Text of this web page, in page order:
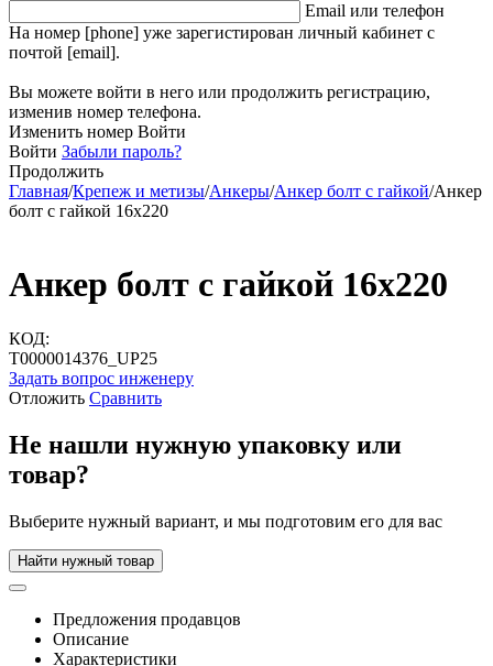
Email или телефон
На номер [phone] уже зарегистирован личный кабинет с
почтой [email].
Вы можете войти в него или продолжить регистрацию,
изменив номер телефона.
Изменить номер Войти
Войти Забыли пароль?
Продолжить
Главная/Крепеж и метизы/Анкеры/Анкер болт с гайкой/Анкер
болт с гайкой 16х220
Анкер болт с гайкой 16х220
КОД:
Т0000014376_UP25
Задать вопрос инженеру
Отложить Сравнить
Не нашли нужную упаковку или
товар?
Выберите нужный вариант, и мы подготовим его для вас
Найти нужный товар
Предложения продавцов
Описание
Характеристики